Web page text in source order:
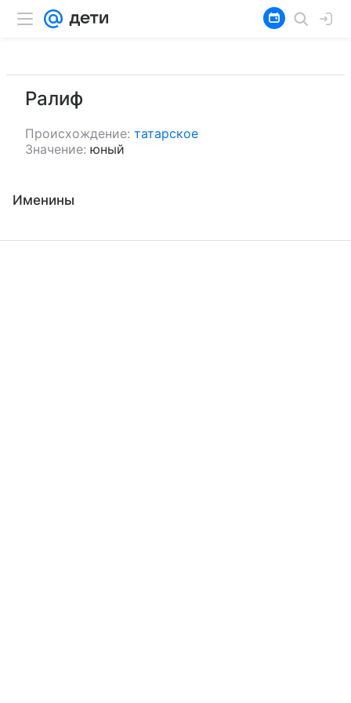
Ралиф
Происхождение: татарское
Значение: юный
Именины